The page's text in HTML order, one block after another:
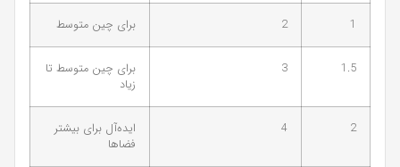
1
2 برای چین متوسط
1.5
3
برای چین متوسط تا
زیاد
2
4
ایده‌آل برای بیشتر
فضاها